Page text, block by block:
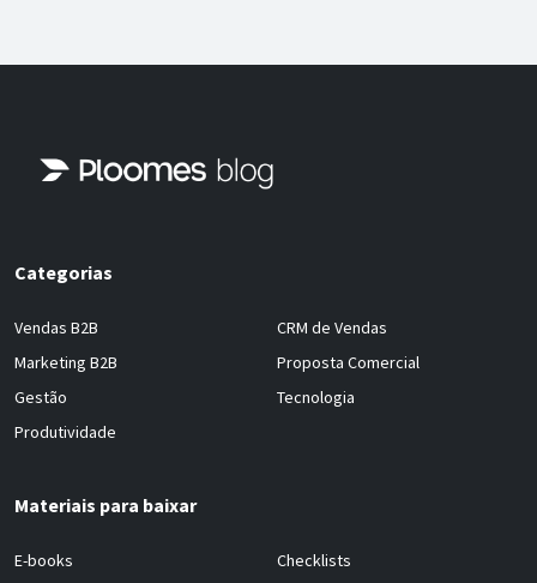
Categorias
Vendas B2B
Marketing B2B
Gestão
Produtividade
CRM de Vendas
Proposta Comercial
Tecnologia
Materiais para baixar
E-books Checklists